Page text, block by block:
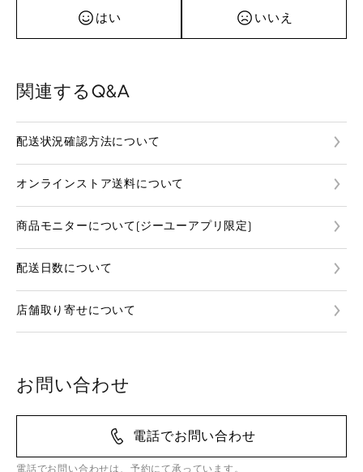
はい いいえ
関連するQ&A
配送状況確認方法について
オンラインストア送料について
商品モニターについて(ジーユーアプリ限定)
配送日数について
店舗取り寄せについて
お問い合わせ
電話でお問い合わせ
電話でお問い合わせは、予約にて承っています。